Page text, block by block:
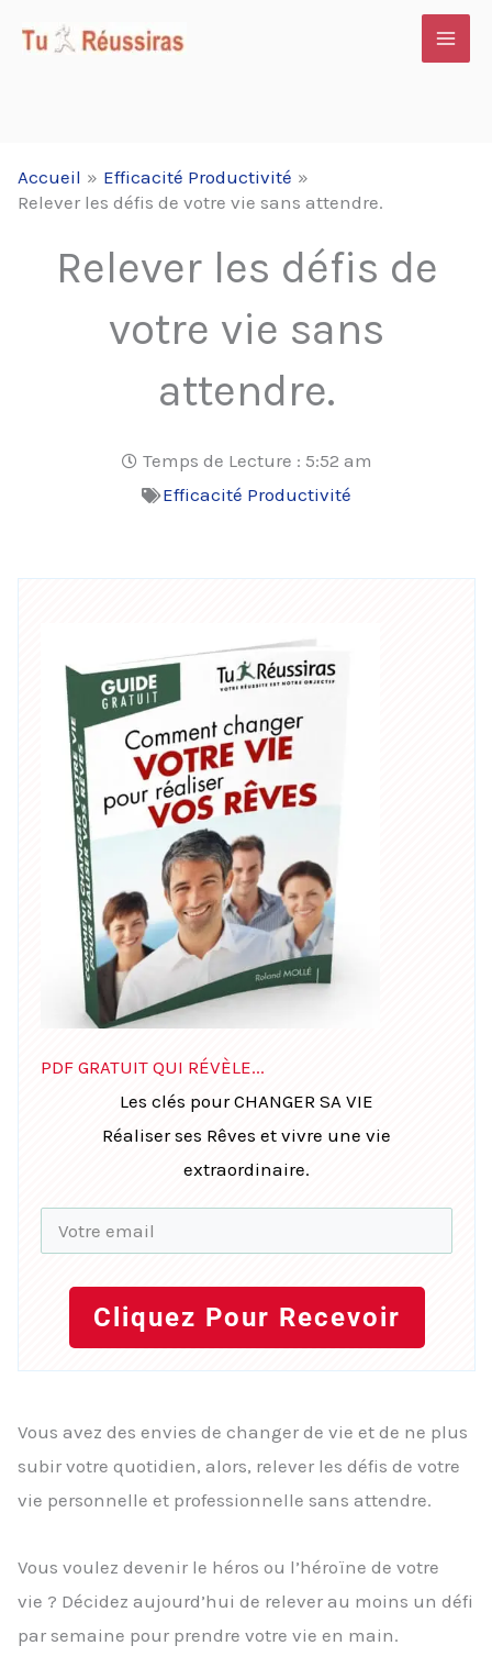
Accueil
Efficacité Productivité
Relever les défis de votre vie sans attendre.
Relever les défis de
votre vie sans
attendre.
Temps de Lecture : 5:52 am
Efficacité Productivité
PDF GRATUIT QUI RÉVÈLE...
Les clés pour CHANGER SA VIE
Réaliser ses Rêves et vivre une vie
extraordinaire.
Cliquez Pour Recevoir
Vous avez des envies de changer de vie et de ne plus
subir votre quotidien, alors, relever les défis de votre
vie personnelle et professionnelle sans attendre.
Vous voulez devenir le héros ou l’héroïne de votre
vie ? Décidez aujourd’hui de relever au moins un défi
par semaine pour prendre votre vie en main.